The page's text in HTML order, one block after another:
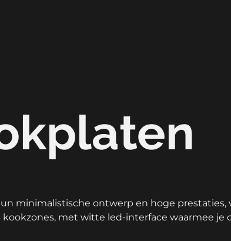
minimalistische ontwerp en hoge
met witte led-interface waarmee je